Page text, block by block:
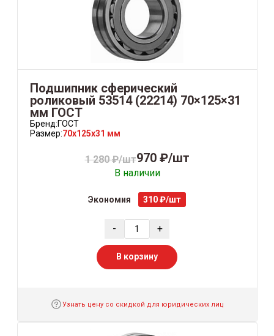
Подшипник сферический
роликовый 53514 (22214) 70×125×31
мм ГОСТ
Бренд:ГОСТ
Размер:70x125x31 мм
1 280 ₽/шт970 ₽/шт
В наличии
Экономия 310 ₽/шт
- +
В корзину
Узнать цену со скидкой для юридических лиц